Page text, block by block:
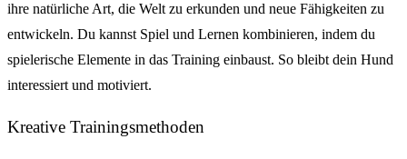
ihre natürliche Art, die Welt zu erkunden und neue Fähigkeiten zu
entwickeln. Du kannst Spiel und Lernen kombinieren, indem du
spielerische Elemente in das Training einbaust. So bleibt dein Hund
interessiert und motiviert.
Kreative Trainingsmethoden